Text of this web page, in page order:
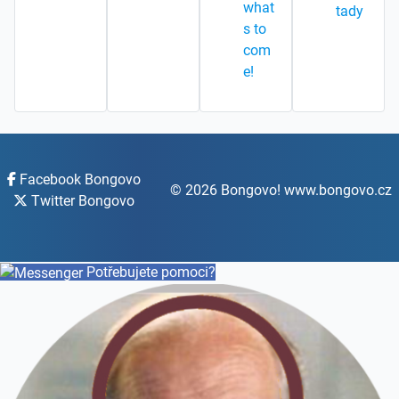
what
s to
com
e!
tady
Facebook Bongovo
Twitter Bongovo
© 2026 Bongovo! www.bongovo.cz
Potřebujete pomoci?